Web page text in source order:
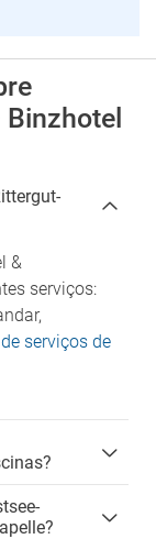
&
serviços:
serviços de